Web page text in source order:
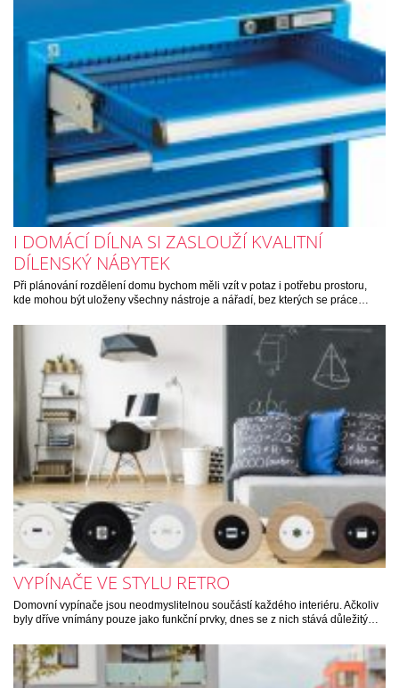
I DOMÁCÍ DÍLNA SI ZASLOUŽÍ KVALITNÍ
DÍLENSKÝ NÁBYTEK
Při plánování rozdělení domu bychom měli vzít v potaz i potřebu prostoru,
kde mohou být uloženy všechny nástroje a nářadí, bez kterých se práce…
VYPÍNAČE VE STYLU RETRO
Domovní vypínače jsou neodmyslitelnou součástí každého interiéru. Ačkoliv
byly dříve vnímány pouze jako funkční prvky, dnes se z nich stává důležitý…